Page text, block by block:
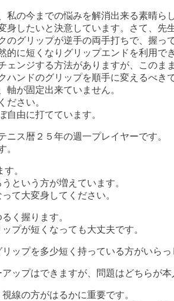
私の今までの悩みを解消出来る素晴ら
身したいと決意しています。さて、先
のグリップが逆手の両手打ちで、握っ
的に短くなりグリップエンドを利用で
ェンジする方法がありますが、このま
ハンドのグリップを順手に変えるべき
軸が固定出来ていません。
ださい。
自由に打てています。
ニス暦２５年の週一プレイヤーです。
。
。
という方が増えています。
て大変身してください。
く握ります。
プが短くなっても大丈夫です。
ップを多少短く持っている方がいら
ップはできますが、問題はどちらが
線の方がはるかに重要です。